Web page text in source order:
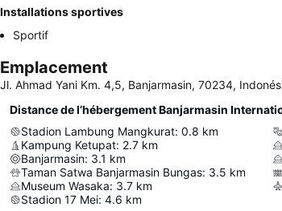
Installations sportives
Sportif
Emplacement
Jl. Ahmad Yani Km. 4,5, Banjarmasin, 70234,
Distance de l’hébergement Banjarmasin
Stadion Lambung Mangkurat: 0.8 km
Kampung Ketupat: 2.7 km
Banjarmasin: 3.1 km
Taman Satwa Banjarmasin Bungas: 3.5 km
Museum Wasaka: 3.7 km
Stadion 17 Mei: 4.6 km